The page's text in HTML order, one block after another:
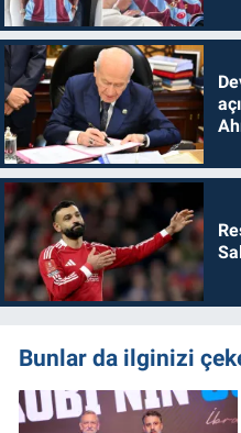
Bunlar da ilginizi